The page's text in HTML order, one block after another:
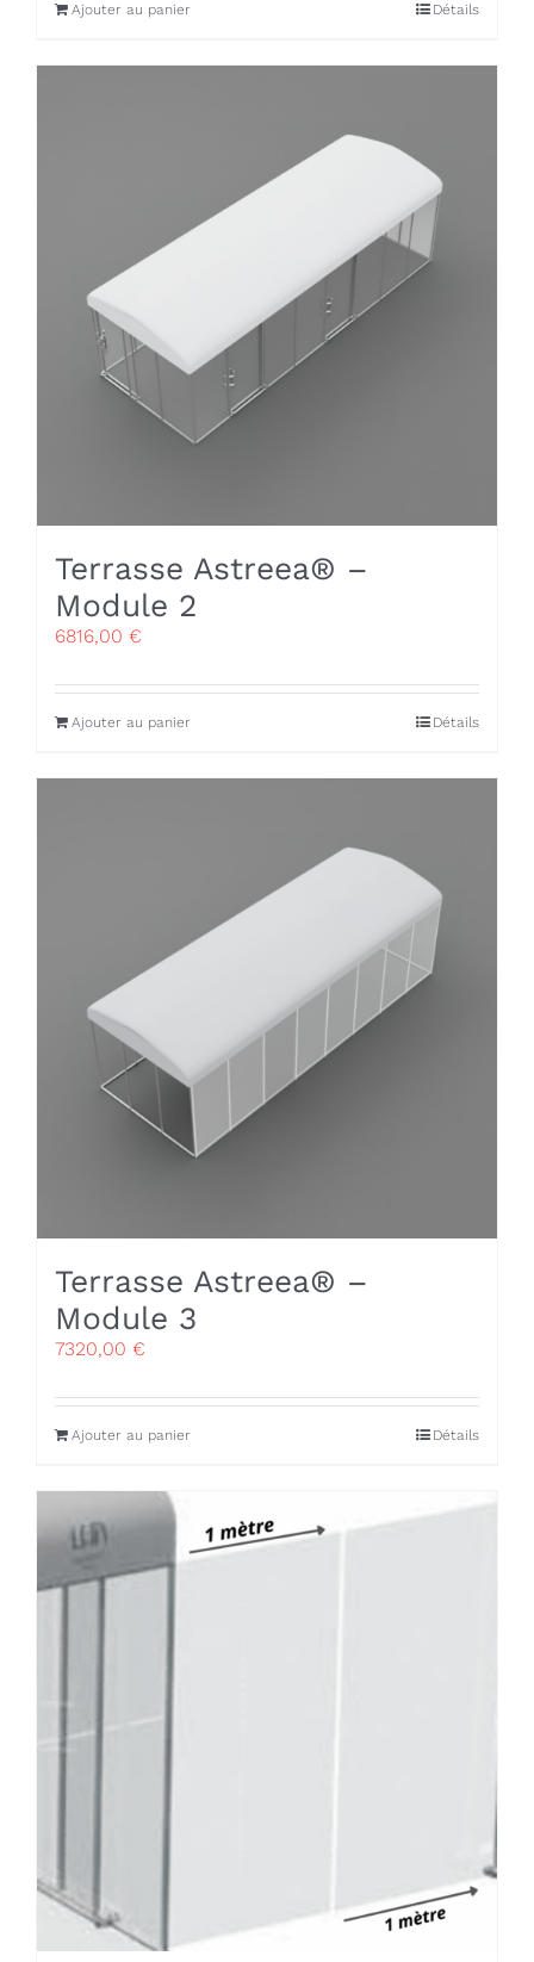
Ajouter au panier Détails
Terrasse Astreea® –
Module 2
6816,00 €
Ajouter au panier Détails
Terrasse Astreea® –
Module 3
7320,00 €
Ajouter au panier Détails